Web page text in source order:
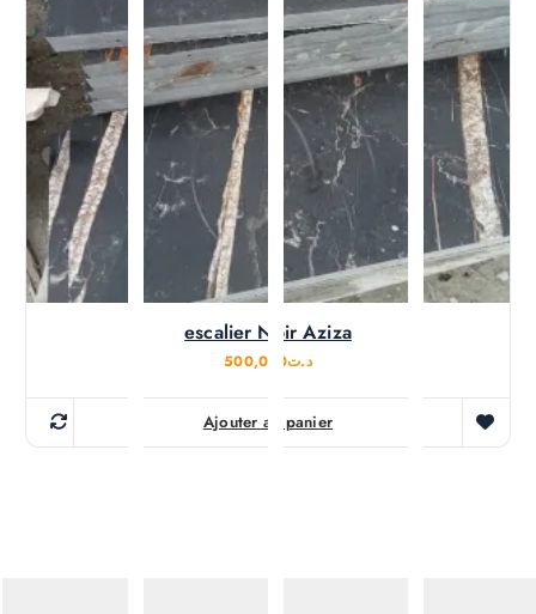
escalier Noir Aziza
د.ت500,000
Ajouter au panier